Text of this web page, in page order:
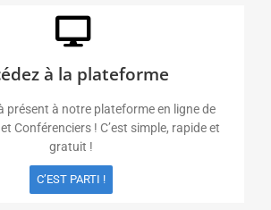
à la plateforme
présent à notre plateforme en ligne de
Conférenciers ! C’est simple, rapide et
gratuit !
C’EST PARTI !